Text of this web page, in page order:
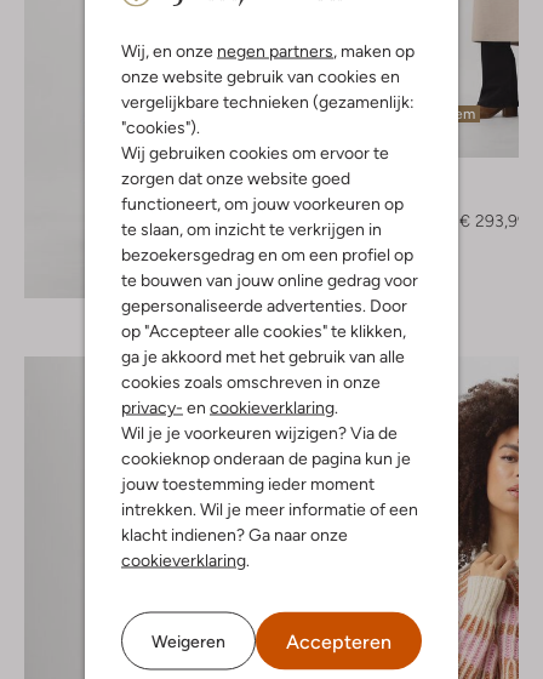
Wij, en onze negen partners, maken op
onze website gebruik van cookies en
vergelijkbare technieken (gezamenlijk:
"cookies").
Wij gebruiken cookies om ervoor te
zorgen dat onze website goed
functioneert, om jouw voorkeuren op
te slaan, om inzicht te verkrijgen in
bezoekersgedrag en om een profiel op
te bouwen van jouw online gedrag voor
gepersonaliseerde advertenties. Door
op "Accepteer alle cookies" te klikken,
ga je akkoord met het gebruik van alle
cookies zoals omschreven in onze
privacy- en cookieverklaring.
Wil je je voorkeuren wijzigen? Via de
cookieknop onderaan de pagina kun je
jouw toestemming ieder moment
intrekken. Wil je meer informatie of een
klacht indienen? Ga naar onze
cookieverklaring.
Weigeren Accepteren
Ontdek de look
Laatste item
Mantel
€ 293,99